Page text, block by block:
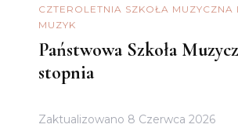
CZTEROLETNIA SZKOŁA MUZYCZNA
MUZYK
Państwowa Szkoła
stopnia
Zaktualizowano 8 Czerwca 2026